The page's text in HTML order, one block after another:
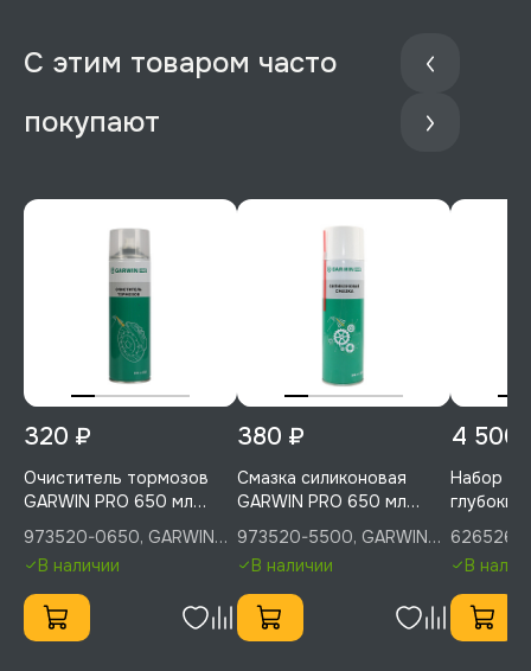
С этим товаром часто
покупают
320 ₽
Очиститель тормозов
GARWIN PRO 650 мл
(500), 973520-0650
973520-0650, GARWIN
PROВ наличии
380 ₽
Смазка силиконовая
GARWIN PRO 650 мл
(500), 973520-5500
973520-5500, GARWIN
PROВ наличии
4 500
Набор
10-32 мм
кейсе,
626526-
626526-
В